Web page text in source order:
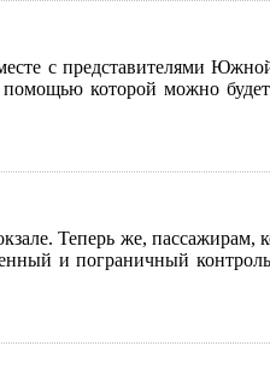
с представителями
которой можно будет
Теперь же, пассажирам,
и пограничный